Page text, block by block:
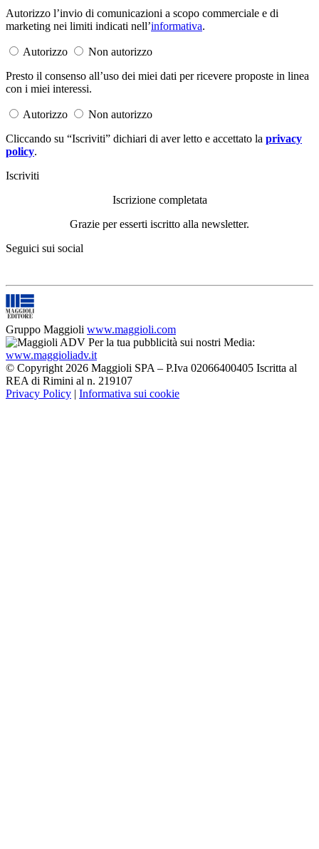
Autorizzo l’invio di comunicazioni a scopo commerciale e di
marketing nei limiti indicati nell’informativa.
Autorizzo
Non autorizzo
Presto il consenso all’uso dei miei dati per ricevere proposte in linea
con i miei interessi.
Autorizzo
Non autorizzo
Cliccando su “Iscriviti” dichiari di aver letto e accettato la privacy
policy.
Iscriviti
Iscrizione completata
Grazie per esserti iscritto alla newsletter.
Seguici sui social
Gruppo Maggioli www.maggioli.com
Per la tua pubblicità sui nostri Media:
www.maggioliadv.it
© Copyright 2026 Maggioli SPA – P.Iva 02066400405 Iscritta al
REA di Rimini al n. 219107
Privacy Policy | Informativa sui cookie